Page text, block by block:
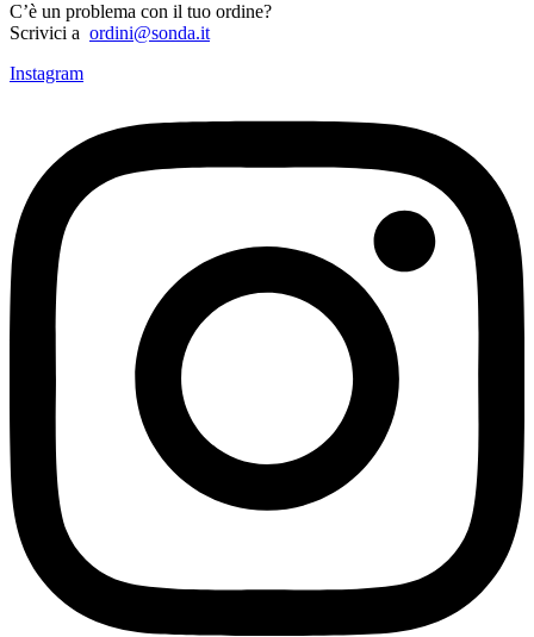
C’è un problema con il tuo ordine?
Scrivici a ordini@sonda.it
Instagram